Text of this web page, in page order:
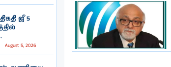
ஜீ 5
August 5, 2026